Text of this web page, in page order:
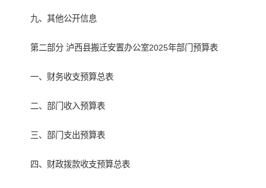
九、其他公开信息
第二部分 泸西县搬迁安置办公室2025年部门预算表
一、财务收支预算总表
二、部门收入预算表
三、部门支出预算表
四、财政拨款收支预算总表